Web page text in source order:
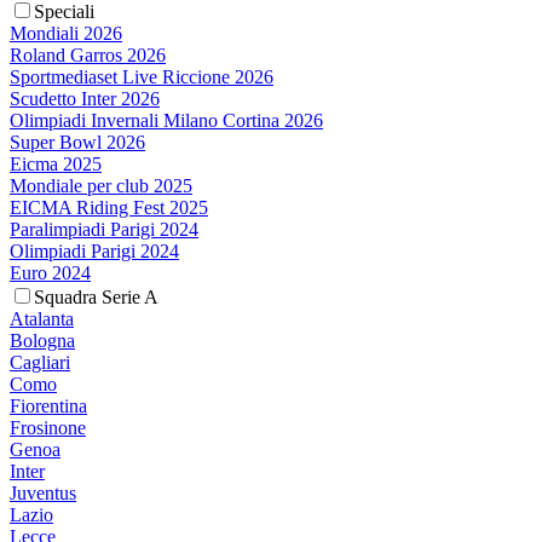
Speciali
Mondiali 2026
Roland Garros 2026
Sportmediaset Live Riccione 2026
Scudetto Inter 2026
Olimpiadi Invernali Milano Cortina 2026
Super Bowl 2026
Eicma 2025
Mondiale per club 2025
EICMA Riding Fest 2025
Paralimpiadi Parigi 2024
Olimpiadi Parigi 2024
Euro 2024
Squadra Serie A
Atalanta
Bologna
Cagliari
Como
Fiorentina
Frosinone
Genoa
Inter
Juventus
Lazio
Lecce